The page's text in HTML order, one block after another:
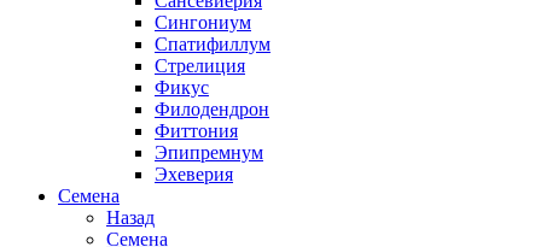
Сингониум
Спатифиллум
Стрелиция
Фикус
Филодендрон
Фиттония
Эпипремнум
Эхеверия
Семена
Назад
Семена